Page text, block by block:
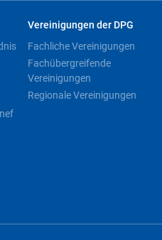
Vereinigungen der DPG
Fachliche Vereinigungen
Fachübergreifende
Vereinigungen
Regionale Vereinigungen